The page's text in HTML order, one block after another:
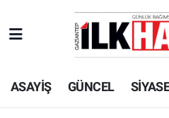
ASAYİŞ GÜNCEL
EKONOMİ
SİYASET
Beyoğlu Hava Durumu
Beyoğlu Trafik